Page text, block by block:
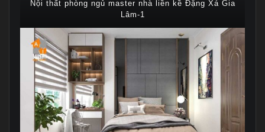
Nội thất phòng ngủ master nhà liền kề Đặng Xá Gia
Lâm-1